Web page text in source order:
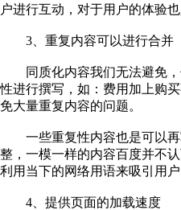
户进行互动，对于用户的体验也
3、重复内容可以进行合并
同质化内容我们无法避免，
性进行撰写，如：费用加上购
免大量重复内容的问题。
一些重复性内容也是可以再
整，一模一样的内容百度并不
利用当下的网络用语来吸引用户
4、提供页面的加载速度